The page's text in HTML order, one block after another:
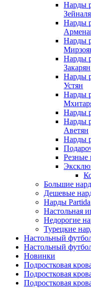
Нарды
Нарды
Нарды
Нарды
Закарян
Нарды
Устян
Нарды
Нарды
Нарды
Аветян
Нарды
Резные
Большие
Дешевые
Нарды Partida
Настольная
Недорогие
Турецкие
Настольный
Настольный
Новинки
Подростковая
Подростковая
Подростковая